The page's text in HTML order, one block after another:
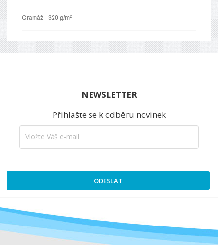
Gramáž- 320 g/m²
NEWSLETTER
Přihlašte se k odběru novinek
ODESLAT